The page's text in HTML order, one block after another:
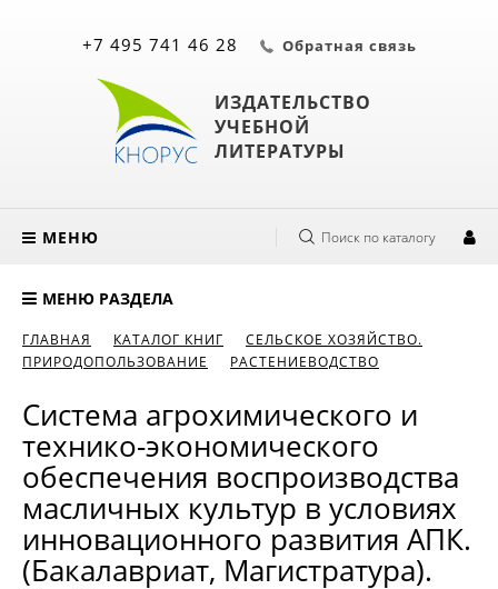
ИЗДАТЕЛЬСТВО
УЧЕБНОЙ
ЛИТЕРАТУРЫ
+7 495 741 46 28 Обратная связь
МЕНЮ Поиск по каталогу
МЕНЮ РАЗДЕЛА
ГЛАВНАЯ КАТАЛОГ КНИГ
СЕЛЬСКОЕ ХОЗЯЙСТВО.
ПРИРОДОПОЛЬЗОВАНИЕ
РАСТЕНИЕВОДСТВО
Система агрохимического и
технико-экономического
обеспечения воспроизводства
масличных культур в условиях
инновационного развития АПК.
(Бакалавриат, Магистратура).